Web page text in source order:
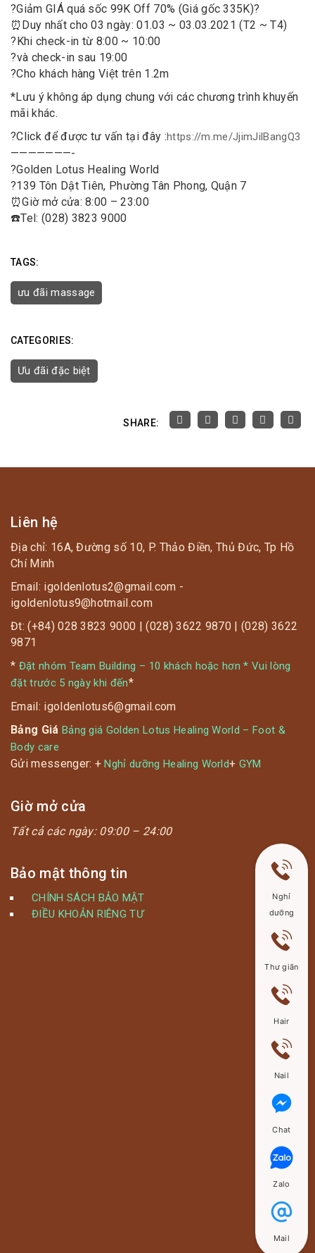
?Giảm GIÁ quá sốc 99K Off 70% (Giá gốc 335K)?
⏰ Duy nhất cho 03 ngày: 01.03 ~ 03.03.2021 (T2 ~ T4)
?Khi check-in từ 8:00 ~ 10:00
?và check-in sau 19:00
?Cho khách hàng Việt trên 1.2m
*Lưu ý không áp dụng chung với các chương trình khuyến
mãi khác.
?Click để được tư vấn tại đây :https://m.me/JjimJilBangQ3
———————-
?Golden Lotus Healing World
?139 Tôn Dật Tiên, Phường Tân Phong, Quận 7
⏰Giờ mở cửa: 8:00 – 23:00
☎️Tel: (028) 3823 9000
TAGS:
ưu đãi massage
CATEGORIES:
Ưu đãi đặc biệt
SHARE:
Liên hệ
Địa chỉ: 16A, Đường số 10, P. Thảo Điền, Thủ Đức, Tp Hồ
Chí Minh
Email: igoldenlotus2@gmail.com -
igoldenlotus9@hotmail.com
Đt: (+84) 028 3823 9000 | (028) 3622 9870 | (028) 3622
9871
* Đặt nhóm Team Building – 10 khách hoặc hơn * Vui lòng
đặt trước 5 ngày khi đến*
Email: igoldenlotus6@gmail.com
Bảng Giá Bảng giá Golden Lotus Healing World – Foot &
Body care
Gửi messenger: +Nghỉ dưỡng Healing World+ GYM
Giờ mở cửa
Tất cả các ngày: 09:00 – 24:00
Bảo mật thông tin
CHÍNH SÁCH BẢO MẬT
ĐIỀU KHOẢN RIÊNG TƯ
Nghỉ
dưỡng
Thư giãn
Hair
Nail
Chat
Zalo
Mail